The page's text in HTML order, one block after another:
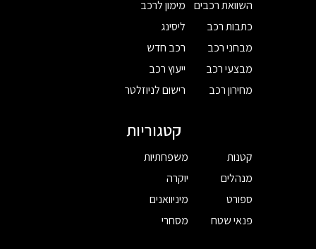
השוואת רכבים
כתבות רכב
מבחני רכב
מבצעי רכב
מחירון רכב
מימון לרכב
ליסינג
רכב חדש
ייעוץ רכב
רישום לניוזלטר
קטגוריות
קטנות
מנהלים
ספורט
פנאי שטח
משפחתיות
יוקרה
מיניוואנים
מסחרי